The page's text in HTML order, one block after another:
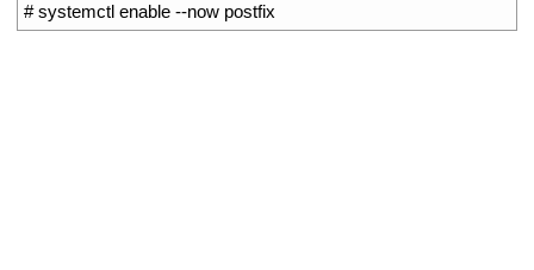
# systemctl enable --now postfix